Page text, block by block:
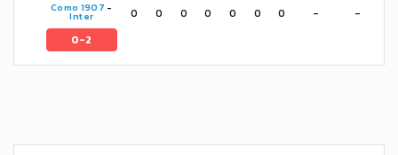
Como 1907 -
Inter
0-2
0 0 0 0 0 0 0 - -